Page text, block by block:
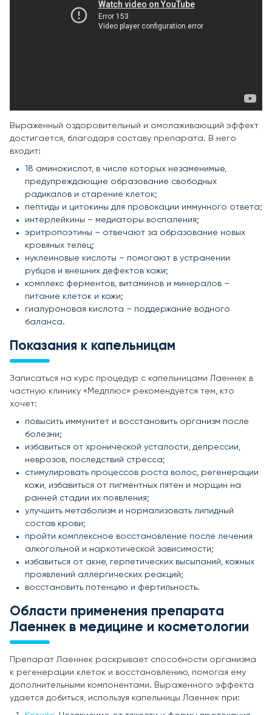
Выраженный оздоровительный и омолаживающий эффект
достигается, благодаря составу препарата. В него
входит:
18 аминокислот, в числе которых незаменимые,
предупреждающие образование свободных
радикалов и старение клеток;
пептиды и цитокины для провокации иммунного ответа;
интерлейкины – медиаторы воспаления;
эритропоэтины – отвечают за образование новых
кровяных телец;
нуклеиновые кислоты – помогают в устранении
рубцов и внешних дефектов кожи;
комплекс ферментов, витаминов и минералов –
питание клеток и кожи;
гиалуроновая кислота – поддержание водного
баланса.
Показания к капельницам
Записаться на курс процедур с капельницами Лаеннек в
частную клинику «Медплюс» рекомендуется тем, кто
хочет:
повысить иммунитет и восстановить организм после
болезни;
избавиться от хронической усталости, депрессии,
неврозов, последствий стресса;
стимулировать процессов роста волос, регенерации
кожи, избавиться от пигментных пятен и морщин на
ранней стадии их появления;
улучшить метаболизм и нормализовать липидный
состав крови;
пройти комплексное восстановление после лечения
алкогольной и наркотической зависимости;
избавиться от акне, герпетических высыпаний, кожных
проявлений аллергических реакций;
восстановить потенцию и фертильность.
Области применения препарата
Лаеннек в медицине и косметологии
Препарат Лаеннек раскрывает способности организма
к регенерации клеток и восстановлению, помогая ему
дополнительными компонентами. Выраженного эффекта
удается добиться, используя капельницы Лаеннек при: